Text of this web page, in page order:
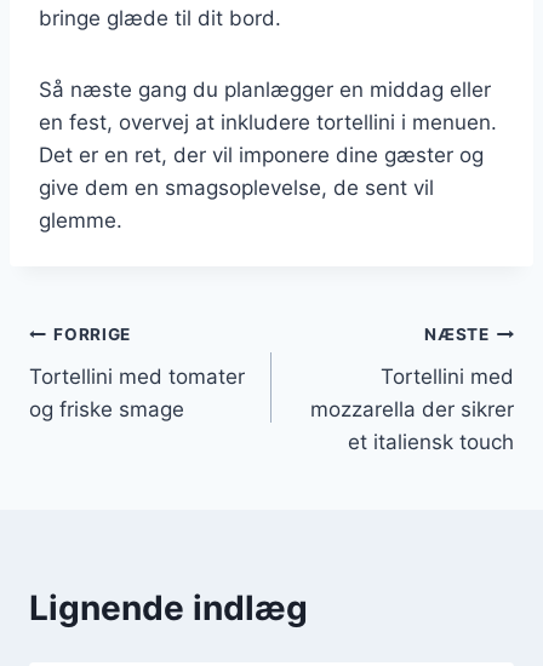
bringe glæde til dit bord.
Så næste gang du planlægger en middag eller
en fest, overvej at inkludere tortellini i menuen.
Det er en ret, der vil imponere dine gæster og
give dem en smagsoplevelse, de sent vil
glemme.
Indlægsnavigation
FORRIGE
Tortellini med tomater
og friske smage
NÆSTE
Tortellini med
mozzarella der sikrer
et italiensk touch
Lignende indlæg